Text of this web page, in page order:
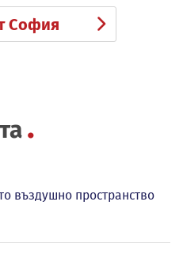
София
въздушно пространство